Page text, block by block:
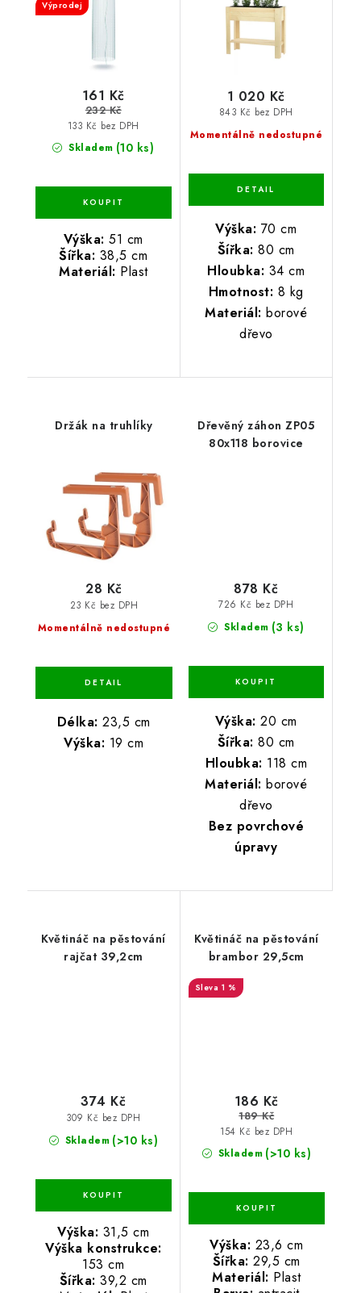
Výprodej
Skladem (10 ks)
133 Kč bez DPH
161 Kč
232 Kč
Výška: 51 cm
Šířka: 38,5 cm
Materiál: Plast
Momentálně nedostupné
843 Kč bez DPH
1 020 Kč
Výška: 70 cm
Šířka: 80 cm
Hloubka: 34 cm
Hmotnost: 8 kg
Materiál: borové
dřevo
Držák na truhlíky
Momentálně nedostupné
23 Kč bez DPH
28 Kč
Délka: 23,5 cm
Výška: 19 cm
Dřevěný záhon ZP05
80x118 borovice
Skladem (3 ks)
726 Kč bez DPH
878 Kč
Výška: 20 cm
Šířka: 80 cm
Hloubka: 118 cm
Materiál: borové
dřevo
Bez povrchové
úpravy
Květináč na pěstování
rajčat 39,2cm
Skladem (>10 ks)
309 Kč bez DPH
374 Kč
Výška: 31,5 cm
Výška konstrukce:
153 cm
Šířka:39,2 cm
Květináč na pěstování
brambor 29,5cm
1 %
Skladem (>10 ks)
154 Kč bez DPH
186 Kč
189 Kč
Výška: 23,6 cm
Šířka: 29,5 cm
Materiál: Plast